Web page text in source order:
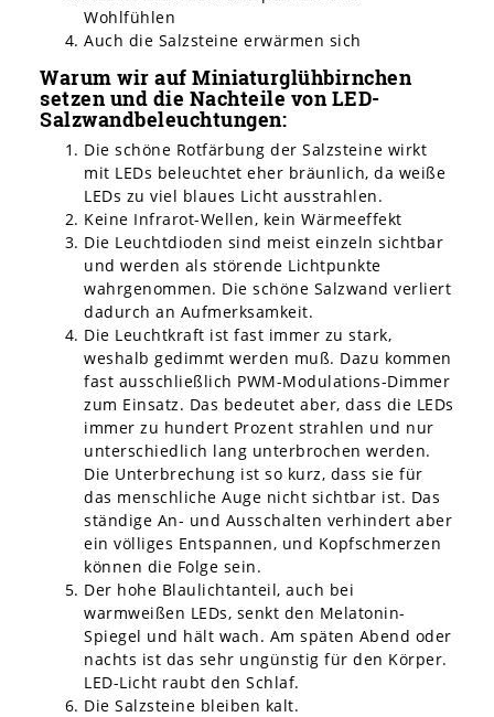
Wohlfühlen
Auch die Salzsteine erwärmen sich
Warum wir auf Miniaturglühbirnchen
setzen und die Nachteile von LED-
Salzwandbeleuchtungen:
Die schöne Rotfärbung der Salzsteine wirkt
mit LEDs beleuchtet eher bräunlich, da weiße
LEDs zu viel blaues Licht ausstrahlen.
Keine Infrarot-Wellen, kein Wärmeeffekt
Die Leuchtdioden sind meist einzeln sichtbar
und werden als störende Lichtpunkte
wahrgenommen. Die schöne Salzwand verliert
dadurch an Aufmerksamkeit.
Die Leuchtkraft ist fast immer zu stark,
weshalb gedimmt werden muß. Dazu kommen
fast ausschließlich PWM-Modulations-Dimmer
zum Einsatz. Das bedeutet aber, dass die LEDs
immer zu hundert Prozent strahlen und nur
unterschiedlich lang unterbrochen werden.
Die Unterbrechung ist so kurz, dass sie für
das menschliche Auge nicht sichtbar ist. Das
ständige An- und Ausschalten verhindert aber
ein völliges Entspannen, und Kopfschmerzen
können die Folge sein.
Der hohe Blaulichtanteil, auch bei
warmweißen LEDs, senkt den Melatonin-
Spiegel und hält wach. Am späten Abend oder
nachts ist das sehr ungünstig für den Körper.
LED-Licht raubt den Schlaf.
Die Salzsteine bleiben kalt.